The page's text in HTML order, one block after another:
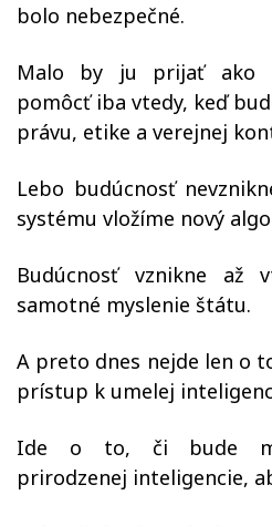
bolo nebezpečné.
Malo by ju prijať ako
pomôcť iba vtedy, keď
právu, etike a verejnej
Lebo budúcnosť
systému vložíme nový
Budúcnosť vznikne až
samotné myslenie štátu.
A preto dnes nejde len o
prístup k umelej
Ide o to, či bude
prirodzenej inteligencie,